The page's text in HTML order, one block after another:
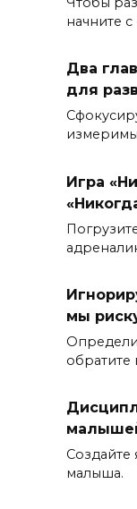
начните
Два
для
Игра
мы
обратите
Создайте
малыша.